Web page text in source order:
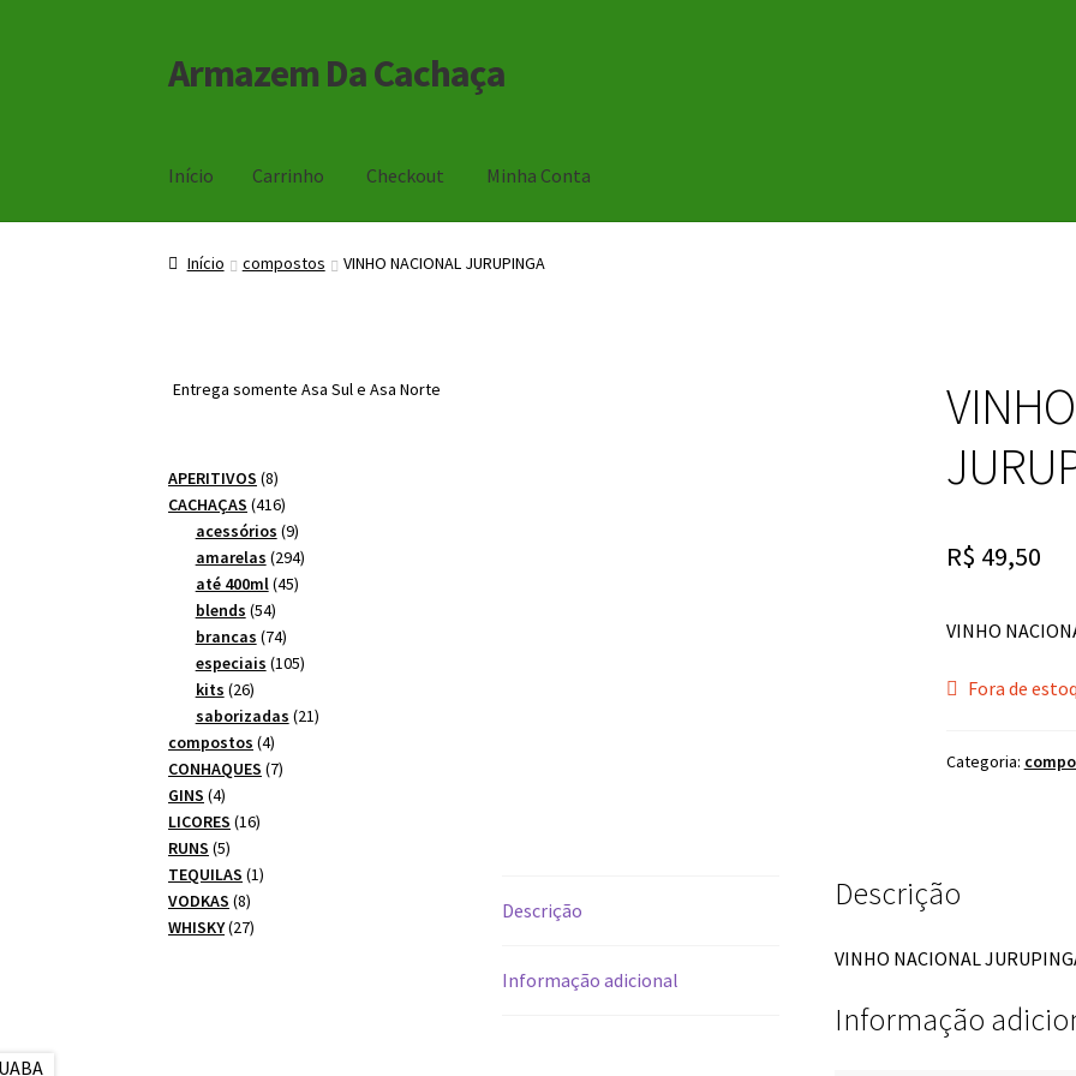
Pular
para
Pular
para
Armazem Da Cachaça
Início Carrinho Checkout Minha Conta
Início CheckoutMinha Conta
Início compostos VINHO NACIONAL JURUPINGA
R$ 49,50
VINHO
Fora de
Categoria:
Descrição
Informação adicional
Descrição
VINHO NACIONAL
Informação
Entrega somente Asa Sul e Asa Norte
APERITIVOS 88
produtos
CACHAÇAS 416416
produtos
acessórios 99
produtos
amarelas 294294
até 400ml 4545
blends 5454
produtos
brancas 7474
produtos
especiais 105105
kits 2626
produtos
saborizadas 2121
compostos 44
produtos
CONHAQUES 77
GINS 44
produtos
LICORES 1616
RUNS 55
produtos
TEQUILAS 11
VODKAS 88
produtos
WHISKY 2727